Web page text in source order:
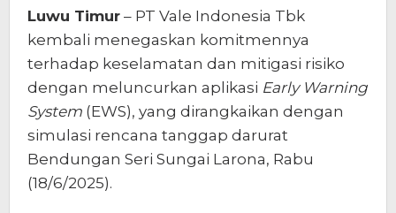
Luwu Timur – PT Vale Indonesia Tbk
kembali menegaskan komitmennya
terhadap keselamatan dan mitigasi risiko
dengan meluncurkan aplikasi Early Warning
System (EWS), yang dirangkaikan dengan
simulasi rencana tanggap darurat
Bendungan Seri Sungai Larona, Rabu
(18/6/2025).